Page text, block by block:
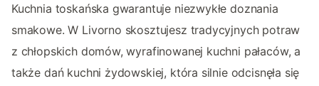
Kuchnia toskańska gwarantuje niezwykłe doznania
smakowe. W Livorno skosztujesz tradycyjnych potraw
z chłopskich domów, wyrafinowanej kuchni pałaców, a
także dań kuchni żydowskiej, która silnie odcisnęła się